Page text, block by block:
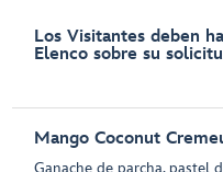
Los Visitantes deben
Elenco sobre su
Mango Coconut
Ganache de parcha, pastel